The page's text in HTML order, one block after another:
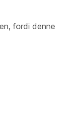
fordi denne